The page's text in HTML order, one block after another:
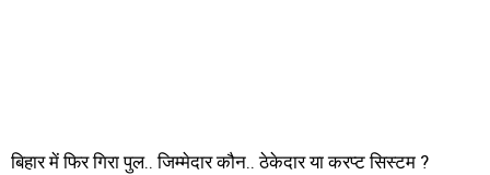
बिहार में फिर गिरा पुल.. जिम्मेदार कौन.. ठेकेदार या करप्ट सिस्टम ?